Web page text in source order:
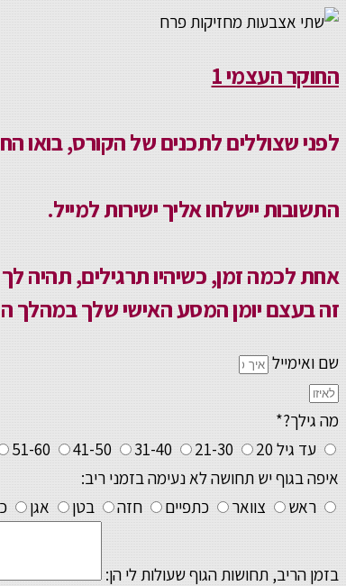
החוקר העצמי 1
לפני שצוללים לתכנים של הקורס, בואו
התשובות יישלחו אליך ישירות למייל.
אחת לכמה זמן, כשיהיו תרגילים, תהיה
זה בעצם יומן המסע האישי שלך במהלך
שם ואימייל
מה גילך?*
עד גיל 20
21-30
31-40
41-50
51-60
איפה בגוף יש תחושה לא נעימה בזמני ריב:
ראש
צוואר כתפיים חזה בטן אגן
בזמן הריב, תחושות הגוף שעולות לי הן: